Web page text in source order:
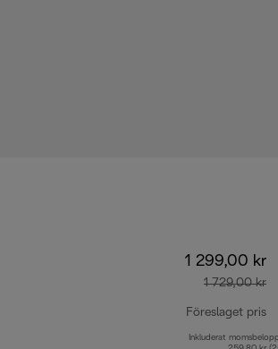
1 299,00 kr
1 729,00 kr
Föreslaget pris
Inkluderat